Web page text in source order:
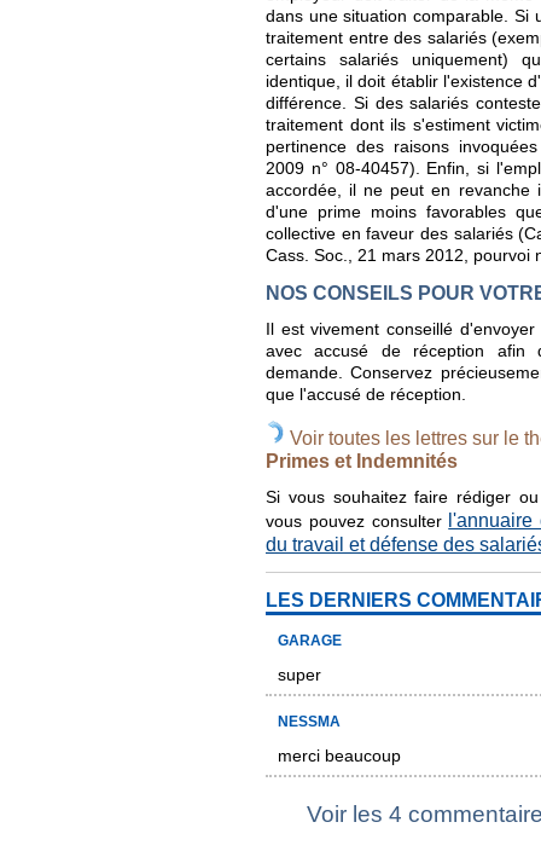
dans une situation comparable. Si
traitement entre des salariés
certains salariés uniquement)
identique, il doit établir l'existence
différence. Si des salariés
traitement dont ils s'estiment
pertinence des raisons
2009 n° 08-40457). Enfin, si
accordée, il ne peut en revanche
d'une prime moins favorables
collective en faveur des salariés
Cass. Soc., 21 mars 2012, pourvoi
NOS CONSEILS POUR
Il est vivement conseillé
avec accusé de réception afin
demande. Conservez
que l'accusé de réception.
Voir toutes les lettres sur le
Primes et Indemnités
Si vous souhaitez faire rédiger
vous pouvez consulter l'annuaire
du travail et défense des
LES DERNIERS
GARAGE
super
NESSMA
merci beaucoup
Voir les 4